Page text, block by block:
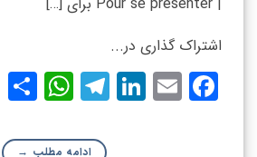
اشتراک گذاری در...
Facebook
Email
LinkedIn
ادامه مطلب →